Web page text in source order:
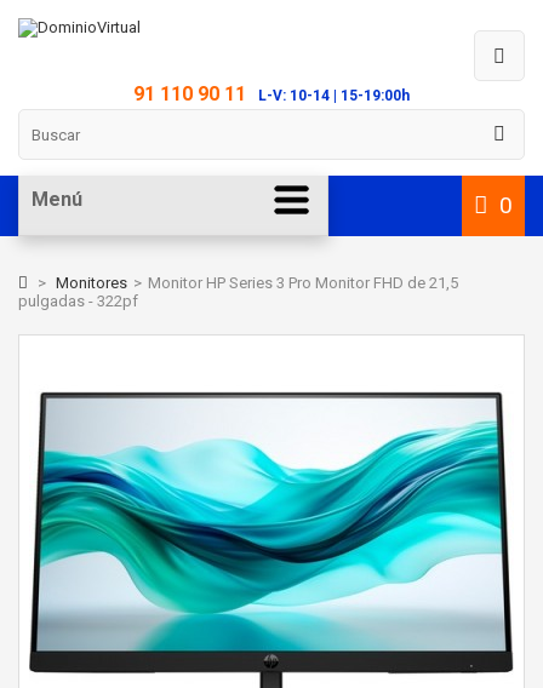
91 110 90 11 L-V: 10-14 | 15-19:00h
0
Menú
> Monitores > Monitor HP Series 3 Pro Monitor FHD de 21,5
pulgadas - 322pf